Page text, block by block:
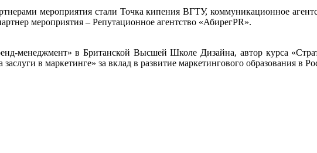
мероприятия стали Точка кипения ВГТУ, коммуникационное
мероприятия – Репутационное агентство «АбирегPR».
менеджмент» в Британской Высшей Школе Дизайна, автор курса
в маркетинге» за вклад в развитие маркетингового образования в